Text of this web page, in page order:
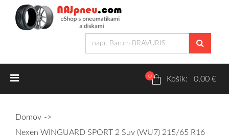
Letné pneumatiky 0 Košík: 0,00 €
Domov
Nexen WINGUARD SPORT 2 Suv (WU7) 215/65 R16